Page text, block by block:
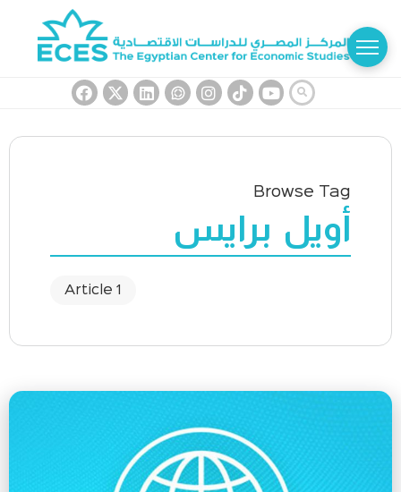
Browse Tag
أويل برايس
1 Article